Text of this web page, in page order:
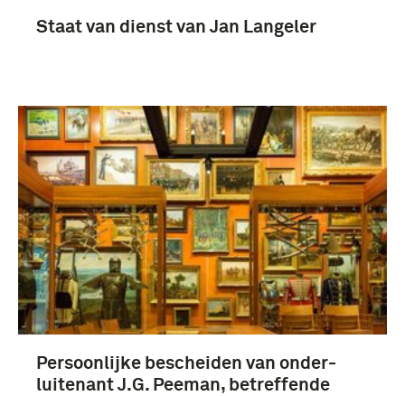
Staat van dienst van Jan Langeler
Persoonlijke bescheiden van onder-
luitenant J.G. Peeman, betreffende